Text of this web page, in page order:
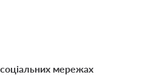
мережах